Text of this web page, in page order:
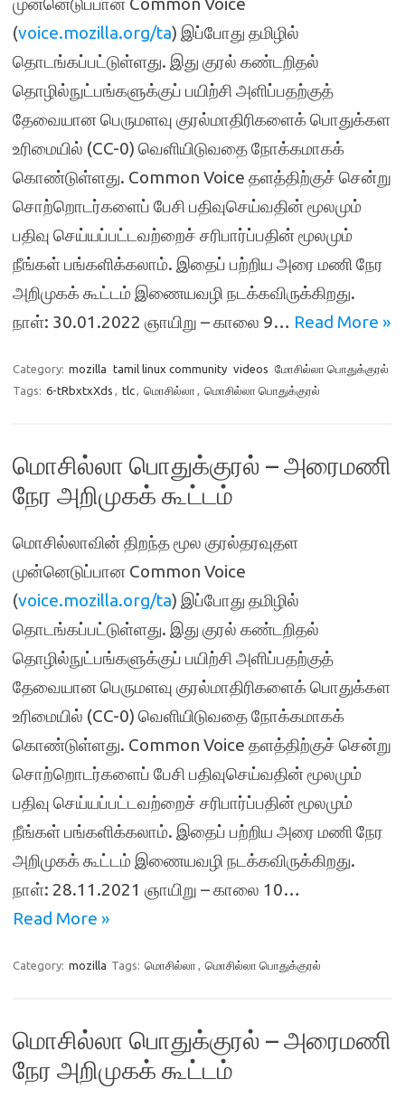
(voice.mozilla.org/ta) இப்போது தமிழில்
தொடங்கப்பட்டுள்ளது. இது குரல் கண்டறிதல்
தொழில்நுட்பங்களுக்குப் பயிற்சி அளிப்பதற்குத்
தேவையான பெருமளவு குரல்மாதிரிகளைக் பொதுக்கள
உரிமையில் (CC-0) வெளியிடுவதை நோக்கமாகக்
கொண்டுள்ளது. Common Voice தளத்திற்குச் சென்று
சொற்றொடர்களைப் பேசி பதிவுசெய்வதின் மூலமும்
பதிவு செய்யப்பட்டவற்றைச் சரிபார்ப்பதின் மூலமும்
நீங்கள் பங்களிக்கலாம். இதைப் பற்றிய அரை மணி நேர
அறிமுகக் கூட்டம் இணையவழி நடக்கவிருக்கிறது.
நாள்: 30.01.2022 ஞாயிறு – காலை 9… Read More »
Category: mozilla tamil linux community videos மோசில்லா பொதுக்குரல்
Tags: 6-tRbxtxXds , tlc, மொசில்லா , மொசில்லா பொதுக்குரல்
மொசில்லா பொதுக்குரல் – அரைமணி
நேர அறிமுகக் கூட்டம்
மொசில்லாவின் திறந்த மூல குரல்தரவுதள
முன்னெடுப்பான Common Voice
(voice.mozilla.org/ta) இப்போது தமிழில்
தொடங்கப்பட்டுள்ளது. இது குரல் கண்டறிதல்
தொழில்நுட்பங்களுக்குப் பயிற்சி அளிப்பதற்குத்
தேவையான பெருமளவு குரல்மாதிரிகளைக் பொதுக்கள
உரிமையில் (CC-0) வெளியிடுவதை நோக்கமாகக்
கொண்டுள்ளது. Common Voice தளத்திற்குச் சென்று
சொற்றொடர்களைப் பேசி பதிவுசெய்வதின் மூலமும்
பதிவு செய்யப்பட்டவற்றைச் சரிபார்ப்பதின் மூலமும்
நீங்கள் பங்களிக்கலாம். இதைப் பற்றிய அரை மணி நேர
அறிமுகக் கூட்டம் இணையவழி நடக்கவிருக்கிறது.
நாள்: 28.11.2021 ஞாயிறு – காலை 10…
Read More »
Category: mozilla Tags: மொசில்லா , மொசில்லா பொதுக்குரல்
மொசில்லா பொதுக்குரல் – அரைமணி
நேர அறிமுகக் கூட்டம்